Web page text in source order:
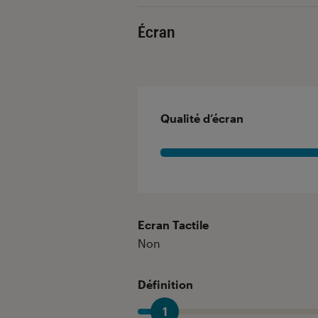
Écran
Qualité d’écran
Ecran Tactile
Non
Définition
1